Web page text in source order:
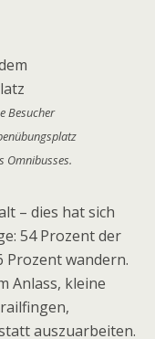
Besucher
Omnibusses.
– dies hat sich
54 Prozent der
Prozent wandern.
Anlass, kleine
auszuarbeiten.